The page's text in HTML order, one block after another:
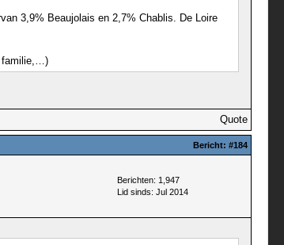
3,9% Beaujolais en 2,7% Chablis. De Loire
familie,…)
Quote
Bericht: #184
Berichten: 1,947
Lid sinds: Jul 2014